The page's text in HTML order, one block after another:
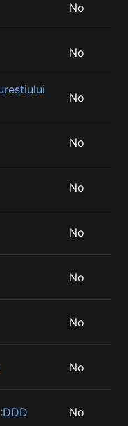
No
No
No
No
No
No
No
No
No
No